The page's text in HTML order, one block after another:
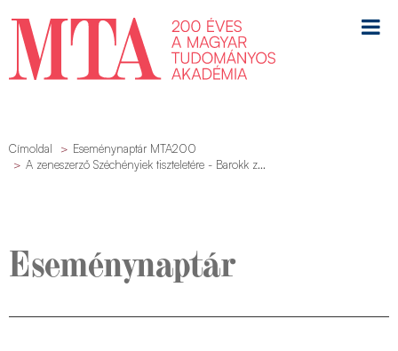
Címoldal
Eseménynaptár MTA200
A zeneszerző Széchényiek tiszteletére - Barokk z...
Eseménynaptár